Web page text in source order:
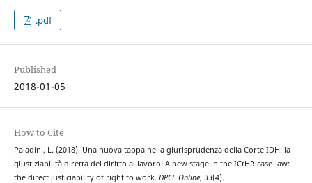
.pdf
Published
2018-01-05
How to Cite
Paladini, L. (2018). Una nuova tappa nella giurisprudenza della Corte IDH: la
giustiziabilità diretta del diritto al lavoro: A new stage in the ICtHR case-law:
the direct justiciability of right to work. DPCE Online, 33(4).